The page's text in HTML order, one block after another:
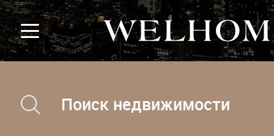
Поиск недвижимости